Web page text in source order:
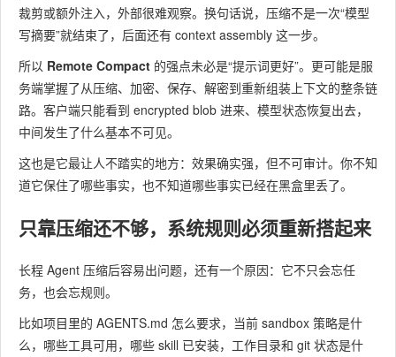
裁剪或额外注入，外部很难观察。换句话说，压缩不是一次“模型
写摘要”就结束了，后面还有 context assembly 这一步。
所以 Remote Compact 的强点未必是“提示词更好”。更可能是服
务端掌握了从压缩、加密、保存、解密到重新组装上下文的整条链
路。客户端只能看到 encrypted blob 进来、模型状态恢复出去，
中间发生了什么基本不可见。
这也是它最让人不踏实的地方：效果确实强，但不可审计。你不知
道它保住了哪些事实，也不知道哪些事实已经在黑盒里丢了。
只靠压缩还不够，系统规则必须重新搭起来
长程 Agent 压缩后容易出问题，还有一个原因：它不只会忘任
务，也会忘规则。
比如项目里的 AGENTS.md 怎么要求，当前 sandbox 策略是什
么，哪些工具可用，哪些 skill 已安装，工作目录和 git 状态是什